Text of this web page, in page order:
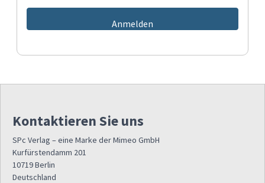
Kontaktieren Sie uns
SPc Verlag – eine Marke der Mimeo GmbH
Kurfürstendamm 201
10719 Berlin
Deutschland